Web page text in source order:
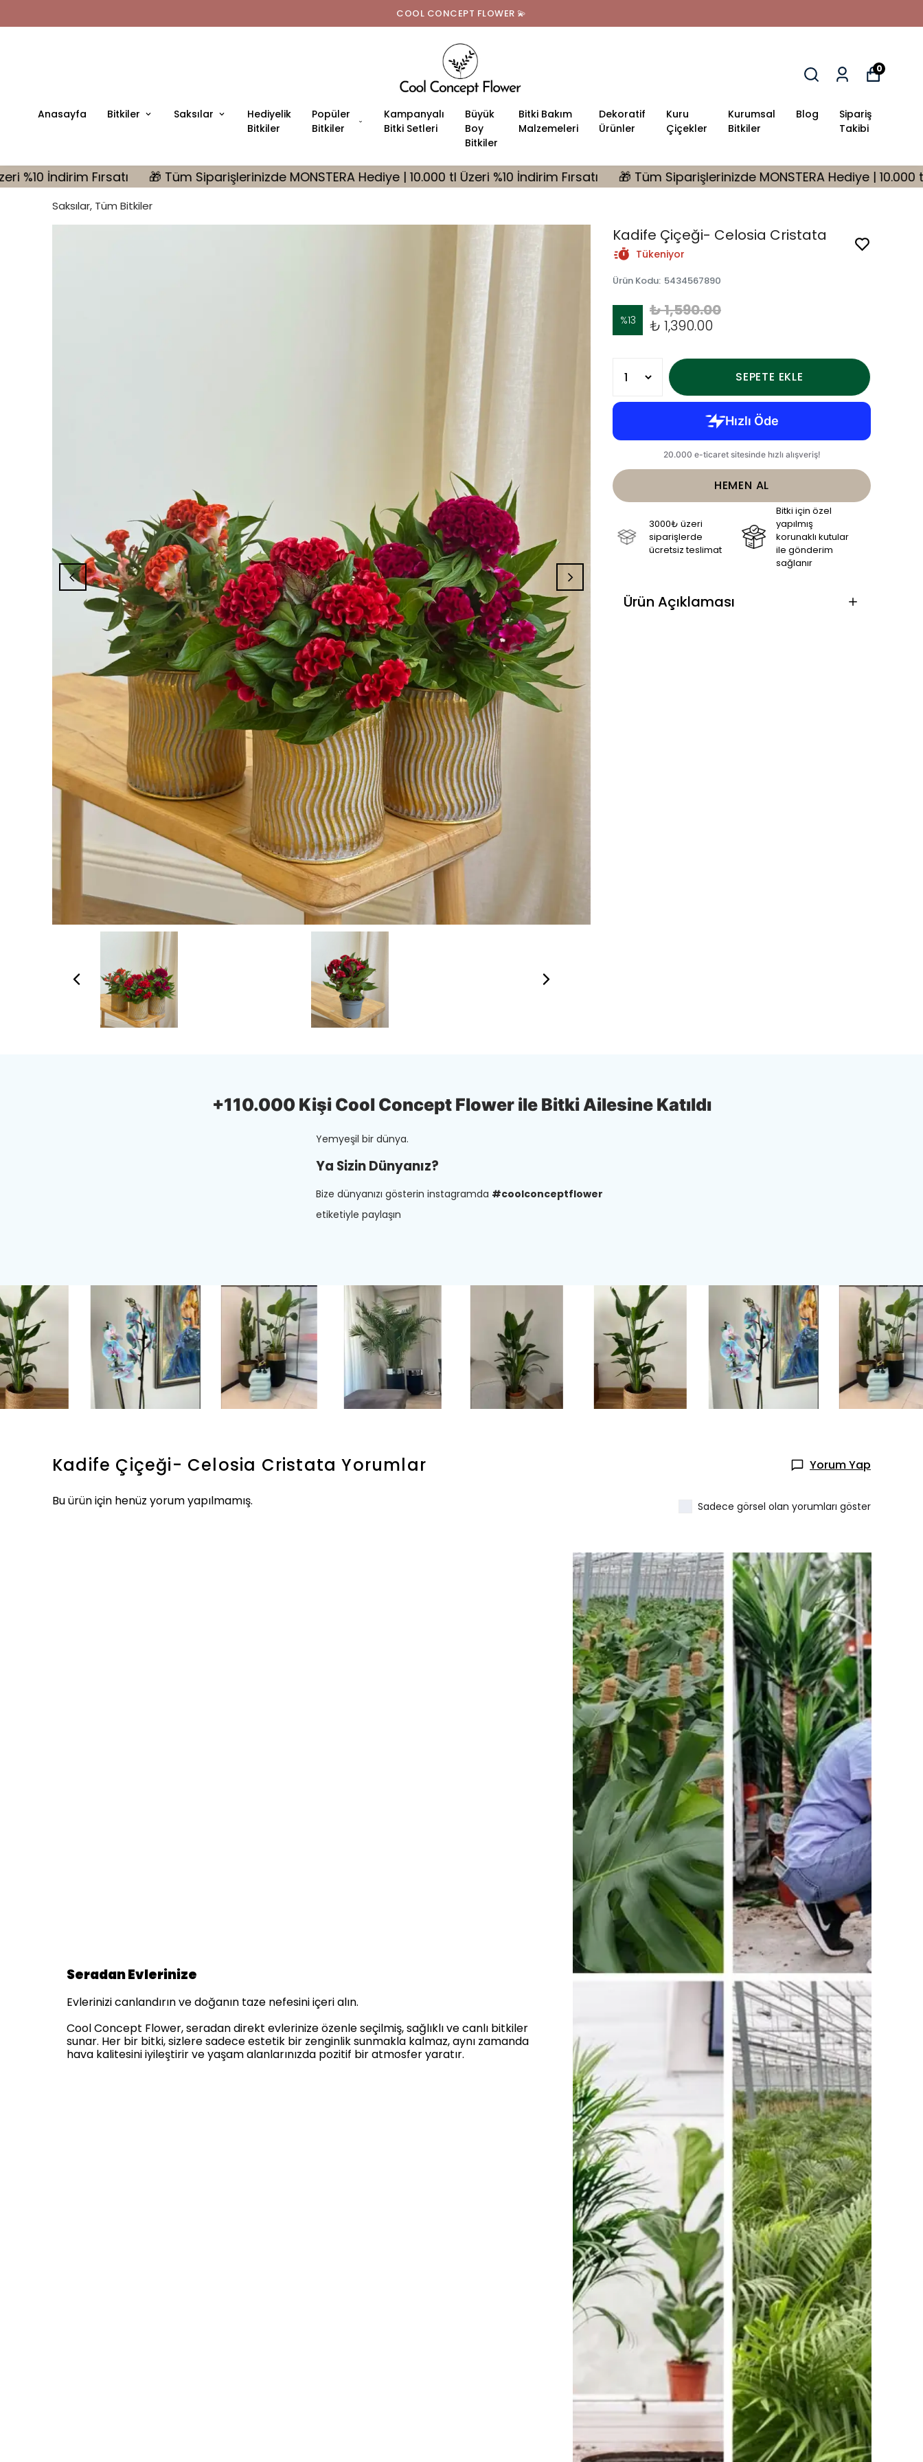
Tüm Türkiye'ye Ücretsiz Teslimat
Anasayfa Bitkiler Saksılar
Hediyelik
Bitkiler
Popüler
Bitkiler
Kampanyalı
Bitki Setleri
Büyük
Boy
Bitkiler
Bitki Bakım
Malzemeleri
Dekoratif
Ürünler
Kuru
Çiçekler
Kurumsal
Bitkiler
Blog
Sipariş
Takibi
0
🎁 Tüm Siparişlerinizde MONSTERA Hediye | 10.000 tl Üzeri %10 İndirim Fırsatı 🎁 Tüm Siparişlerinizde MONSTERA Hediye | 10.000 tl Üzeri %10 İndirim
Saksılar, Tüm Bitkiler
Kadife Çiçeği- Celosia Cristata
Tükeniyor
Ürün Kodu: 5434567890
%13
₺ 1,590.00
₺ 1,390.00
SEPETE EKLE
HEMEN AL
3000₺ üzeri
siparişlerde
ücretsiz teslimat
Bitki için özel
yapılmış
korunaklı kutular
ile gönderim
sağlanır
Ürün Açıklaması
+110.000 Kişi Cool Concept Flower ile Bitki Ailesine Katıldı
Yemyeşil bir dünya.
Ya Sizin Dünyanız?
Bize dünyanızı gösterin instagramda #coolconceptflower
etiketiyle paylaşın
Kadife Çiçeği- Celosia Cristata Yorumlar Yorum Yap
Bu ürün için henüz yorum yapılmamış. Sadece görsel olan yorumları göster
Seradan Evlerinize
Evlerinizi canlandırın ve doğanın taze nefesini içeri alın.
Cool Concept Flower, seradan direkt evlerinize özenle seçilmiş, sağlıklı ve canlı bitkiler
sunar. Her bir bitki, sizlere sadece estetik bir zenginlik sunmakla kalmaz, aynı zamanda
hava kalitesini iyileştirir ve yaşam alanlarınızda pozitif bir atmosfer yaratır.
%10 İndirim
Kullanım Koşullarını kabul ediyorum
Üye Ol